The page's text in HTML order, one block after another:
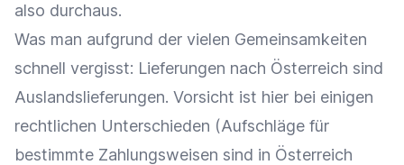
also durchaus.
Was man aufgrund der vielen Gemeinsamkeiten
schnell vergisst: Lieferungen nach Österreich sind
Auslandslieferungen. Vorsicht ist hier bei einigen
rechtlichen Unterschieden (Aufschläge für
bestimmte Zahlungsweisen sind in Österreich